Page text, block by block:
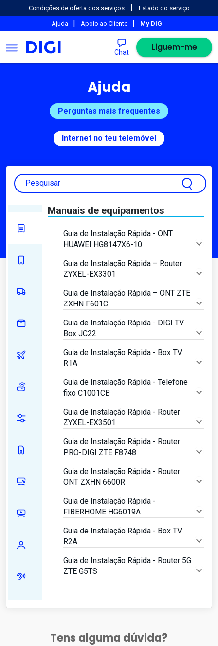
Condições de oferta dos serviços | Estado do serviço
Ajuda | Apoio ao Cliente | My DIGI
Chat Liguem-me
Ajuda
Perguntas mais frequentes
Internet no teu telemóvel
Pesquisar
Manuais de equipamentos
Guia de Instalação Rápida - ONT
HUAWEI HG8147X6-10
Guia de Instalação Rápida – Router
ZYXEL-EX3301
Guia de Instalação Rápida – ONT ZTE
ZXHN F601C
Guia de Instalação Rápida - DIGI TV
Box JC22
Guia de Instalação Rápida - Box TV
R1A
Guia de Instalação Rápida - Telefone
fixo C1001CB
Guia de Instalação Rápida - Router
ZYXEL-EX3501
Guia de Instalação Rápida - Router
PRO-DIGI ZTE F8748
Guia de Instalação Rápida - Router
ONT ZXHN 6600R
Guia de Instalação Rápida -
FIBERHOME HG6019A
Guia de Instalação Rápida - Box TV
R2A
Guia de Instalação Rápida - Router 5G
ZTE G5TS
Tens alguma dúvida?